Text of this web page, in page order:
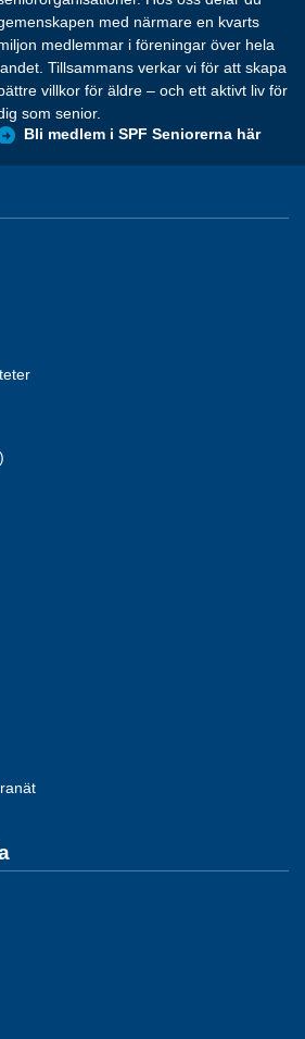
med närmare en kvarts
medlemmar i föreningar över hela
Tillsammans verkar vi för att skapa
villkor för äldre – och ett aktivt liv för
som senior.
Bli medlem i SPF Seniorerna här